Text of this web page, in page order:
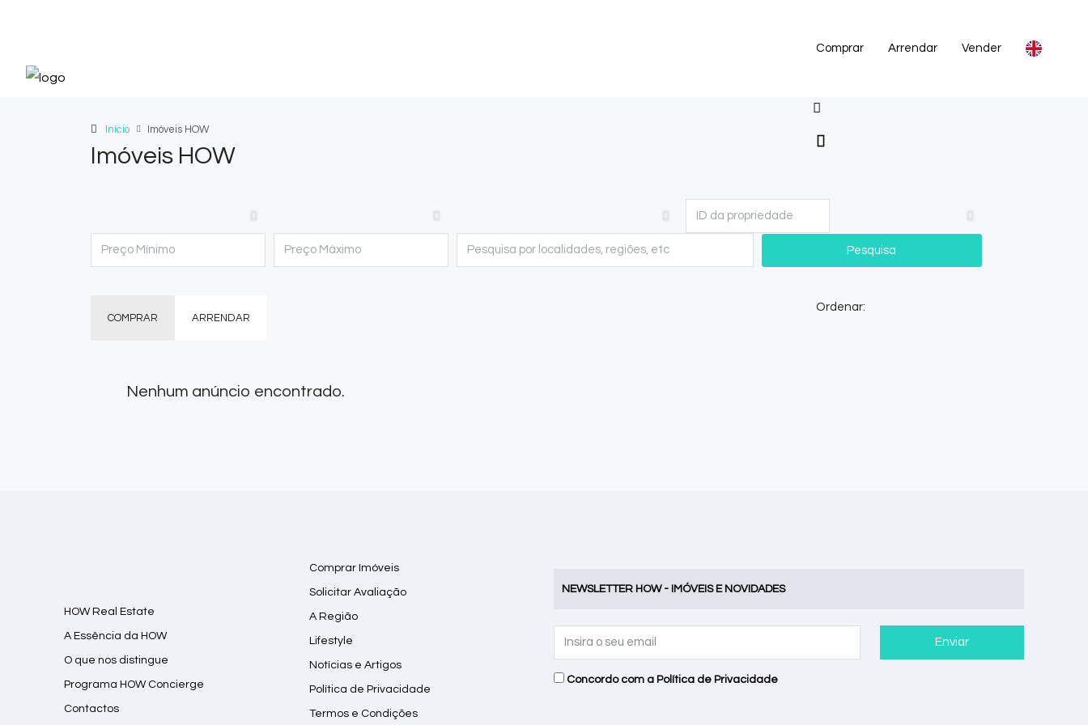
Comprar Arrendar Vender
Início Imóveis HOW
Imóveis HOW
Pesquisa
COMPRAR ARRENDAR
Ordenar:
Nenhum anúncio encontrado.
HOW Real Estate
A Essência da HOW
O que nos distingue
Programa HOW Concierge
Contactos
Comprar Imóveis
Solicitar Avaliação
A Região
Lifestyle
Notícias e Artigos
Política de Privacidade
Termos e Condições
NEWSLETTER HOW - IMÓVEIS E NOVIDADES
Enviar
Concordo com a Política de Privacidade